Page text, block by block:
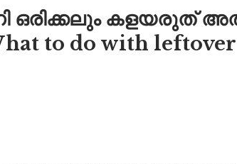
ഒരിക്കലും കളയരുത്
to do with